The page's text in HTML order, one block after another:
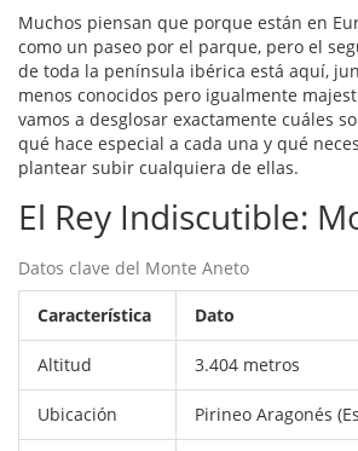
Muchos piensan que porque están en
como un paseo por el parque, pero el
de toda la península ibérica está aquí,
menos conocidos pero igualmente
vamos a desglosar exactamente cuáles
qué hace especial a cada una y qué
plantear subir cualquiera de ellas.
El Rey Indiscutible:
Datos clave del Monte Aneto
Característica Dato
Altitud 3.404 metros
Ubicación Pirineo Aragonés